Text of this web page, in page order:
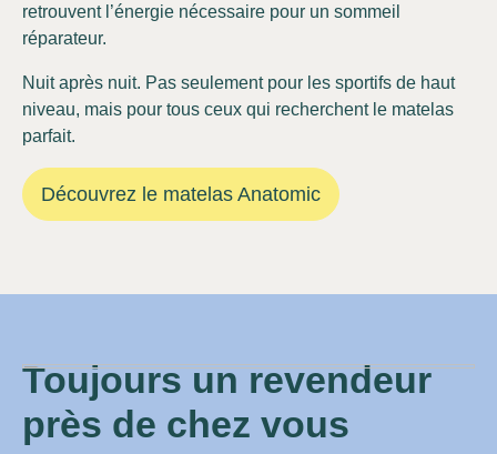
retrouvent l’énergie nécessaire pour un sommeil
réparateur.
Nuit après nuit. Pas seulement pour les sportifs de haut
niveau, mais pour tous ceux qui recherchent le matelas
parfait.
Découvrez le matelas Anatomic
Toujours un revendeur
près de chez vous